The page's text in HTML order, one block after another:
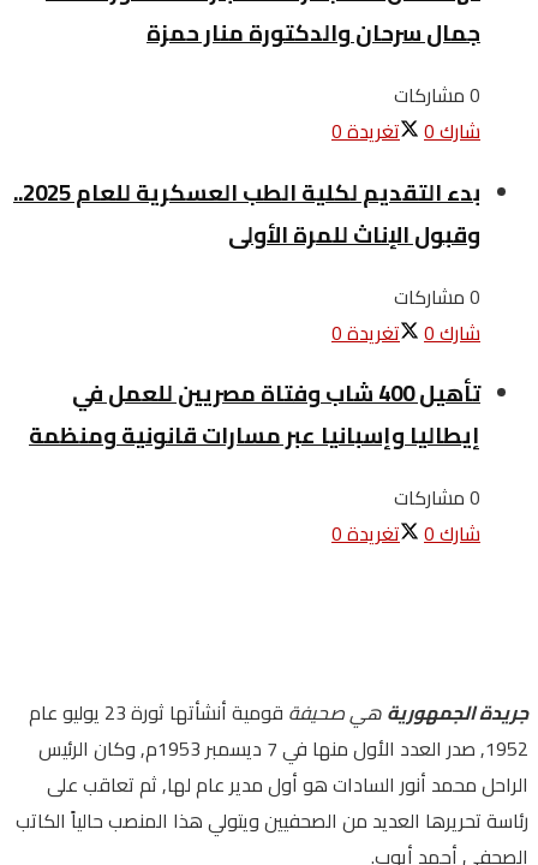
جمال سرحان والدكتورة منار حمزة
0 مشاركات
شارك0 تغريدة0
بدء التقديم لكلية الطب العسكرية للعام 2025..
وقبول الإناث للمرة الأولى
0 مشاركات
شارك0 تغريدة0
تأهيل 400 شاب وفتاة مصريين للعمل في
إيطاليا وإسبانيا عبر مسارات قانونية ومنظمة
0 مشاركات
شارك0 تغريدة0
جريدة الجمهوريةهي صحيفة
قومية أنشأتها ثورة 23 يوليو عام
1952, صدر العدد الأول منها في 7 ديسمبر 1953م, وكان الرئيس
الراحل محمد أنور السادات هو أول مدير عام لها, ثم تعاقب على
رئاسة تحريرها العديد من الصحفيين ويتولي هذا المنصب حالياً الكاتب
الصحفي أحمد أيوب.